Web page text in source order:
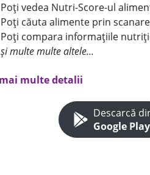
Poți vedea Nutri-Score-ul
Poți căuta alimente prin
Poți compara informațiile
și multe multe altele...
multe detalii
Descarcă
Google Play